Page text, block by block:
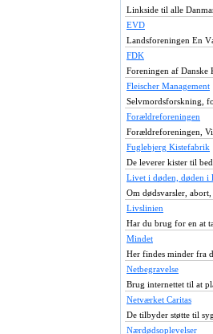
Linkside til alle
EVD
Landsforeningen En
FDK
Foreningen af Danske
Fleischer Management
Selvmordsforskning,
Forældreforeningen
Forældreforeningen,
Fuglebjerg Kistefabrik
De leverer kister til
Livet i døden, døden i
Om dødsvarsler,
Livslinien
Har du brug for en at
Mindet
Her findes minder fra
Netbegravelse
Brug internettet til at
Netværket Caritas
De tilbyder støtte til
Nærdødsoplevelser